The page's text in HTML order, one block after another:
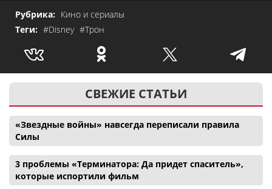
Рубрика: Кино и сериалы
Теги: #Disney #Трон
СВЕЖИЕ СТАТЬИ
«Звездные войны» навсегда переписали правила
Силы
3 проблемы «Терминатора: Да придет спаситель»,
которые испортили фильм